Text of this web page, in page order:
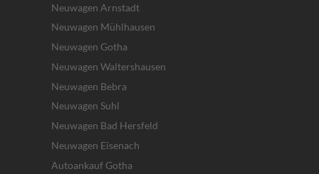
Neuwagen Arnstadt
Neuwagen Mühlhausen
Neuwagen Gotha
Neuwagen Waltershausen
Neuwagen Bebra
Neuwagen Suhl
Neuwagen Bad Hersfeld
Neuwagen Eisenach
Autoankauf Gotha